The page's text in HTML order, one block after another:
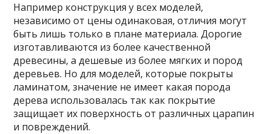
Например конструкция у всех моделей,
независимо от цены одинаковая, отличия могут
быть лишь только в плане материала. Дорогие
изготавливаются из более качественной
древесины, а дешевые из более мягких и пород
деревьев. Но для моделей, которые покрыты
ламинатом, значение не имеет какая порода
дерева использовалась так как покрытие
защищает их поверхность от различных царапин
и повреждений.